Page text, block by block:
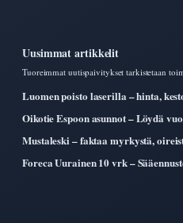
Uusimmat artikkelit
Tuoreimmat uutispaivitykset tarkistetaan
Luomen poisto laserilla – hinta,
Oikotie Espoon asunnot – Löydä
Mustaleski – faktaa myrkystä,
Foreca Uurainen 10 vrk –